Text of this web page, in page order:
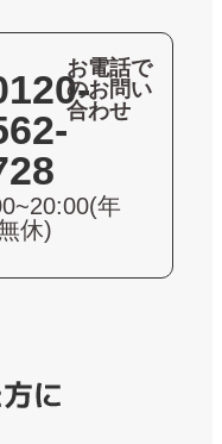
年
休)
お電話で
のお問い
合わせ